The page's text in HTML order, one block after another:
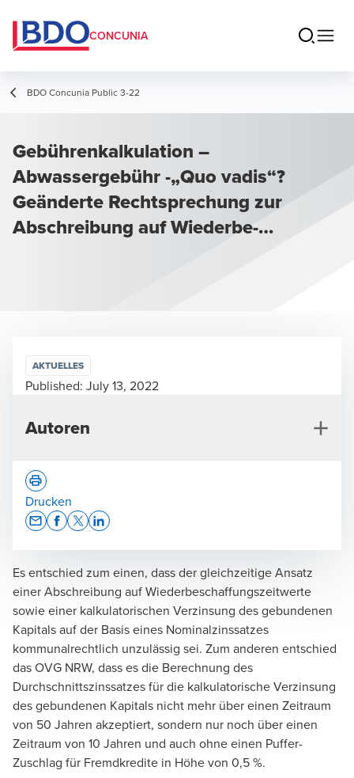
CONCUNIA
BDO Concunia Public 3-22
Gebührenkalkulation –
Abwassergebühr -„Quo vadis“?
Geänderte Rechtsprechung zur
Abschreibung auf Wiederbe-
Es entschied zum einen, dass der gleichzeitige Ansatz
einer Abschreibung auf Wiederbeschaffungszeitwerte
sowie einer kalkulatorischen Verzinsung des gebundenen
Kapitals auf der Basis eines Nominalzinssatzes
kommunalrechtlich unzulässig sei. Zum anderen entschied
das OVG NRW, dass es die Berechnung des
Durchschnittszinssatzes für die kalkulatorische Verzinsung
des gebundenen Kapitals nicht mehr über einen Zeitraum
von 50 Jahren akzeptiert, sondern nur noch über einen
Zeitraum von 10 Jahren und auch ohne einen Puffer-
Zuschlag für Fremdkredite in Höhe von 0,5 %.
AKTUELLES
Published: July 13, 2022
Autoren
Julian Schulz
Wirtschaftsprüfer, Manager, Accounting & Reporting
Advisory Group
Drucken